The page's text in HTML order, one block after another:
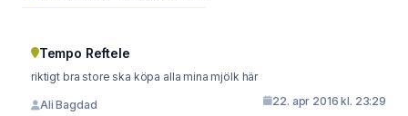
Tempo Reftele
riktigt bra store ska köpa alla mina mjölk här
Ali Bagdad 22. apr 2016 kl. 23:29